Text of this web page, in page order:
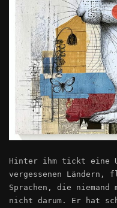
Hinter ihm tickt eine
vergessenen
Sprachen, die
nicht darum. Er hat